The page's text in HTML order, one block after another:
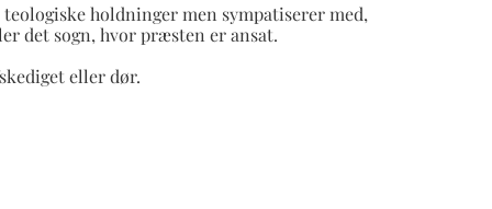
holdninger men sympatiserer med,
det sogn, hvor præsten er ansat.
eller dør.